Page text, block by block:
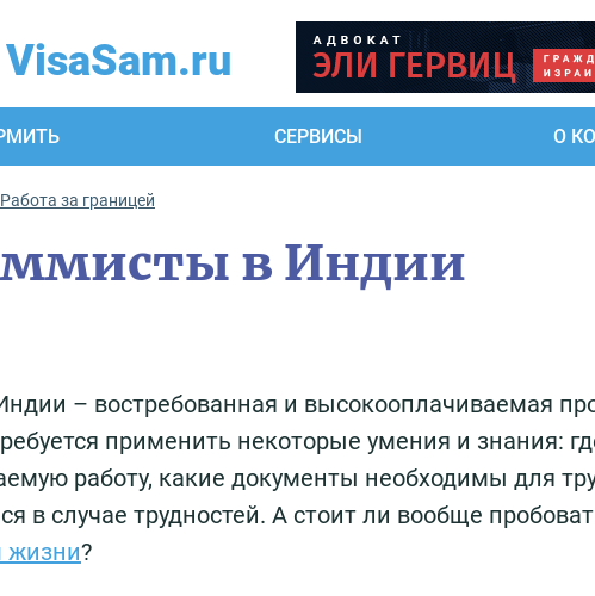
VisaSam.ru
СЕРВИСЫ О
Работа за границей
в Индии
– востребованная и высокооплачиваемая
применить некоторые умения и знания:
работу, какие документы необходимы для
в случае трудностей. А стоит ли вообще
жизни?